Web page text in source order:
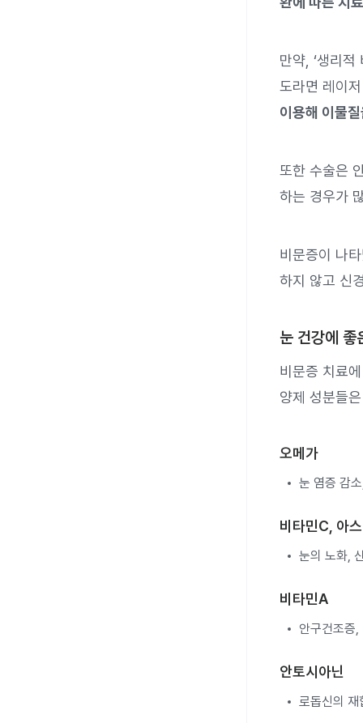
만약, ‘생리
도라면 레이
이용해 이물
또한 수술은
하는 경우가
비문증이 나
하지 않고 신
눈 건강에 좋
비문증 치료
양제 성분들
오메가
눈 염증 감
비타민C, 아
눈의 노화,
비타민A
안구건조증
안토시아닌
로돕신의